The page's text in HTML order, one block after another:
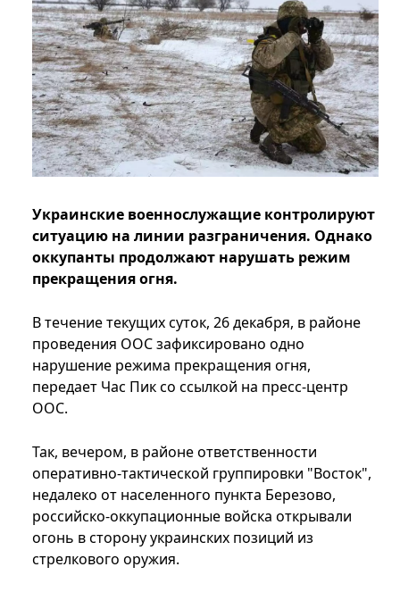
Украинские военнослужащие контролируют
ситуацию на линии разграничения. Однако
оккупанты продолжают нарушать режим
прекращения огня.
В течение текущих суток, 26 декабря, в районе
проведения ООС зафиксировано одно
нарушение режима прекращения огня,
передает Час Пик со ссылкой на пресс-центр
ООС.
Так, вечером, в районе ответственности
оперативно-тактической группировки "Восток",
недалеко от населенного пункта Березово,
российско-оккупационные войска открывали
огонь в сторону украинских позиций из
стрелкового оружия.